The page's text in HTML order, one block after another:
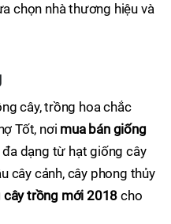
chọn nhà thương hiệu và
cây, trồng hoa chắc
Tốt, nơi mua bán giống
dạng từ hạt giống cây
cây cảnh, cây phong thủy
cây trồng mới 2018cho